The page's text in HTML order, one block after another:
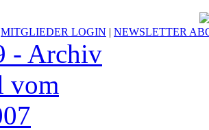
MITGLIEDER LOGIN | NEWSLETTER